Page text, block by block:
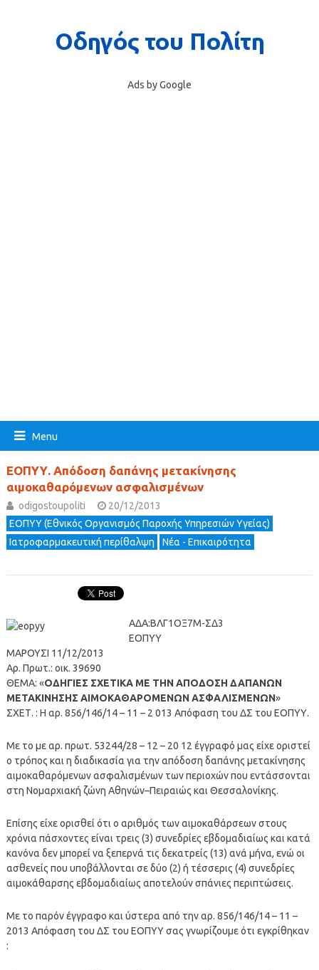
Ads by Google
Menu
ΕΟΠΥΥ. Απόδοση δαπάνης μετακίνησης
αιμοκαθαρόμενων ασφαλισμένων
odigostoupoliti
20/12/2013
ΕΟΠΥΥ (Εθνικός Οργανισμός Παροχής Υπηρεσιών Υγείας)
Ιατροφαρμακευτική περίθαλψη
Νέα - Επικαιρότητα
ΑΔΑ:ΒΛΓ1ΟΞ7Μ-ΣΔ3
ΕΟΠΥΥ
ΜΑΡΟΥΣΙ 11/12/2013
Αρ. Πρωτ.: οικ. 39690
ΘΕΜΑ: «ΟΔΗΓΙΕΣ ΣΧΕΤΙΚΑ ΜΕ ΤΗΝ ΑΠΟΔΟΣΗ ΔΑΠΑΝΩΝ
ΜΕΤΑΚΙΝΗΣΗΣ ΑΙΜΟΚΑΘΑΡΟΜΕΝΩΝ ΑΣΦΑΛΙΣΜΕΝΩΝ»
ΣΧΕΤ. : Η αρ. 856/146/14 – 11 – 2 013 Απόφαση του ΔΣ του ΕΟΠΥΥ.
Με το με αρ. πρωτ. 53244/28 – 12 – 20 12 έγγραφό μας είχε οριστεί
ο τρόπος και η διαδικασία για την απόδοση δαπάνης μετακίνησης
αιμοκαθαρόμενων ασφαλισμένων των περιοχών που εντάσσονται
στη Νομαρχιακή ζώνη Αθηνών–Πειραιώς και Θεσσαλονίκης.
Επίσης είχε ορισθεί ότι ο αριθμός των αιμοκαθάρσεων στους
χρόνια πάσχοντες είναι τρεις (3) συνεδρίες εβδομαδιαίως και κατά
κανόνα δεν μπορεί να ξεπερνά τις δεκατρείς (13) ανά μήνα, ενώ οι
ασθενείς που υποβάλλονται σε δύο (2) ή τέσσερις (4) συνεδρίες
αιμοκάθαρσης εβδομαδιαίως αποτελούν σπάνιες περιπτώσεις.
Με το παρόν έγγραφο και ύστερα από την αρ. 856/146/14 – 11 –
2013 Απόφαση του ΔΣ του ΕΟΠΥΥ σας γνωρίζουμε ότι εγκρίθηκαν
: